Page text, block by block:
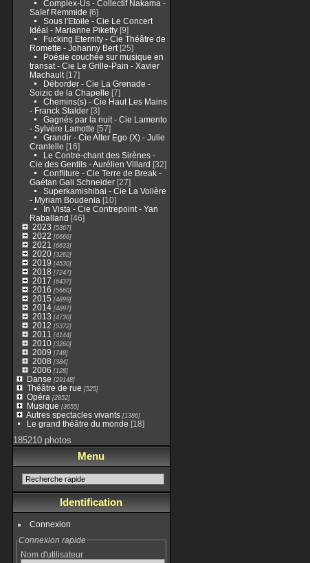
Complex-Us - Collectif Nakama -
Saïef Remmide [6]
Sous l'Etoile - Cie Le Concert
Idéal - Marianne Piketty[9]
Fucking Eternity - Cie Théâtre de
Romette - Johanny Bert[25]
Poésie couchée sur musique en
transat - Cie Le Grille-Pain - Xavier
Machault[17]
Déborder - Cie La Grenade -
Soizic de la Chapelle [7]
Chemins(s) - Cie Haut Les Mains
- Franck Stalder[3]
Gagnés par la nuit - Cie Lamento
- Sylvère Lamotte [57]
Grandir - Cie Alter Ego (X) - Julie
Crantelle [16]
Le Contre-chant des Sirènes -
Cie des Gentils - Aurélien Villard [32]
Conf!iture - Cie Terre de Break -
Gaétan Gali Schneider[27]
Superkamishibai - Cie La Volière
- Myriam Boudenia [10]
In Vista - Cie Contrepoint - Yan
Raballand [46]
2023 [5367]
2022 [6666]
2021 [6633]
2020[3262]
2019 [4530]
2018 [7247]
2017 [6437]
2016 [5660]
2015 [4899]
2014[4897]
2013 [4730]
2012 [5372]
2011 [4144]
2010[3260]
2009 [748]
2008 [384]
2006 [128]
Danse [29148]
Théâtre de rue [525]
Opéra [2852]
Musique [3655]
Autres spectacles vivants[1386]
Le grand théâtre du monde [18]
185210 photos
Menu
Identification
Connexion
Connexion rapide
Nom d'utilisateur